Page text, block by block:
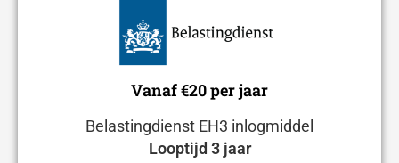
Vanaf €20 per jaar
Belastingdienst EH3 inlogmiddel
Looptijd 3 jaar